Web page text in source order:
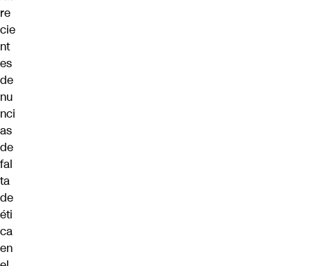
re
cie
nt
es
de
nu
nci
as
de
fal
ta
de
éti
ca
en